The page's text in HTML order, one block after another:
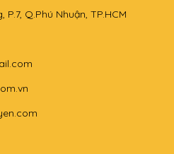
Q.Phú Nhuận, TP.HCM